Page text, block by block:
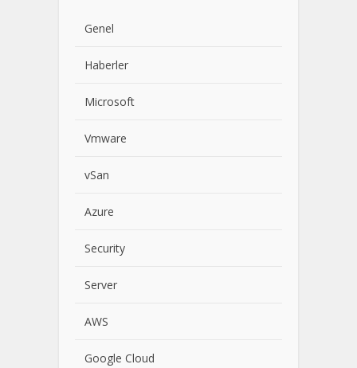
Genel
Haberler
Microsoft
Vmware
vSan
Azure
Security
Server
AWS
Google Cloud